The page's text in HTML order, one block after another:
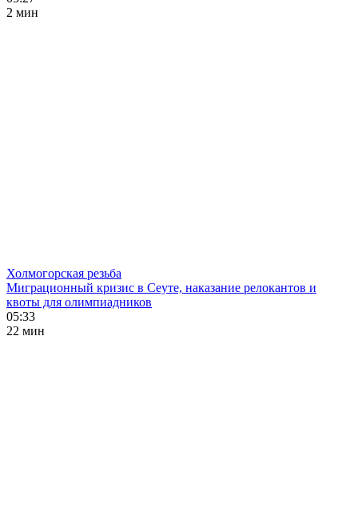
2 мин
Холмогорская резьба
Миграционный кризис в Сеуте, наказание релокантов и
квоты для олимпиадников
05:33
22 мин